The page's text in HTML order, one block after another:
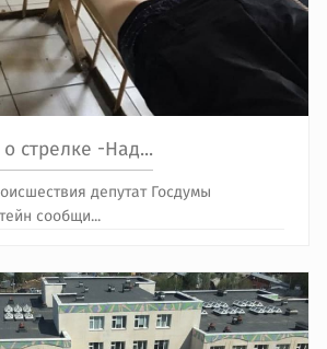
стрелке -Над...
депутат Госдумы
сообщи...